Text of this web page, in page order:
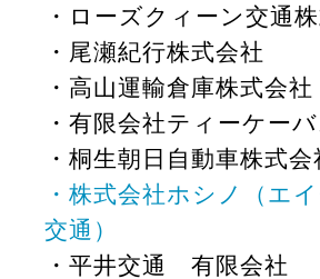
・ローズクィーン交通
・尾瀬紀行株式会社
・高山運輸倉庫株式会社
・有限会社ティーケーバ
・桐生朝日自動車株式会
・株式会社ホシノ（エ
交通）
・平井交通 有限会社